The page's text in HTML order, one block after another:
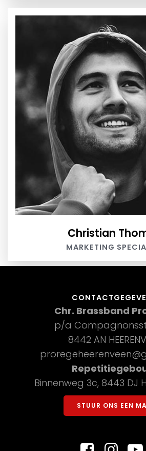
Christian
MARKETING
Chr. Brassband
p/a
8442 AN
Binnenweg 3c, 8443 DJ
STUUR ONS EEN